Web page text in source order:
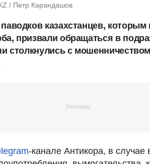
/ Петр Карандашов
казахстанцев, которым
призвали обращаться в
столкнулись с
-канале Антикора, в